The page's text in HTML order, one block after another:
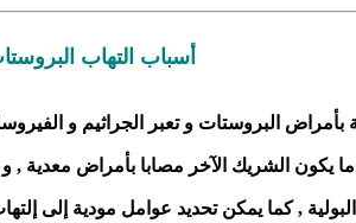
أسباب التهاب
بأمراض البروستات و تعبر الجراثيم و
يكون الشريك الآخر مصابا بأمراض معدية ,
البولية , كما يمكن تحديد عوامل مودية إلى